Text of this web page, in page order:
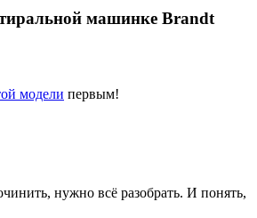
машинке Brandt
модели первым!
нужно всё разобрать. И понять,